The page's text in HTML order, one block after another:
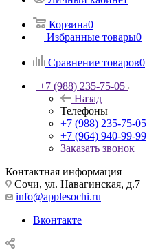
Корзина0
Избранные товары0
Сравнение товаров0
+7 (988) 235-75-05
Назад
Телефоны
+7 (988) 235-75-05
+7 (964) 940-99-99
Заказать звонок
Контактная информация
Сочи, ул. Навагинская, д.7
info@applesochi.ru
Вконтакте